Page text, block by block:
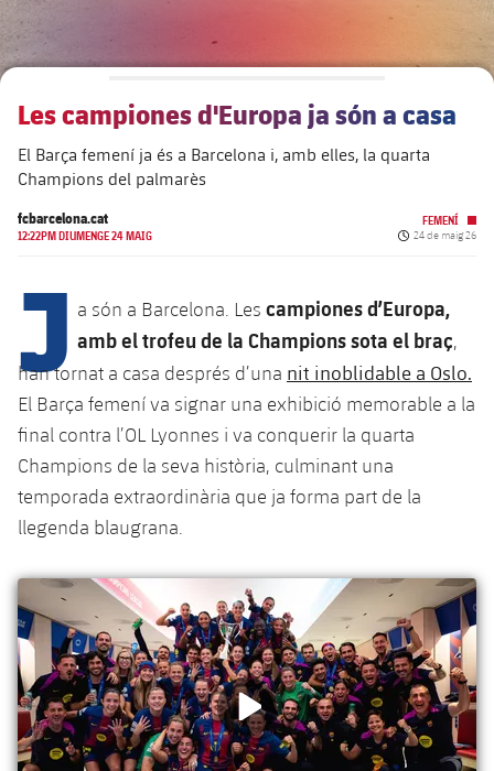
chevron-right
label.aria.chevronright
Òrgans
chevron-right
label.aria.chevronright
Documents
chevron-right
label.aria.chevronright
Barça Academy
Més que un club
Masia 360
La Masia
Dècada a dècada
Presidents
Jugadors de llegenda
Centre de documentació
plusicon
més
Instal·lacions
Palau Blaugrana
Estadi Johan Cruyff
Barça Cafe
plusicon
més
Les campiones d'Europa ja són a casa
El Barça femení ja és a Barcelona i, amb elles, la quarta
Champions del palmarès
fcbarcelona.cat
12:22PM DIUMENGE 24 MAIG
FEMENÍ
Data de
24 de maig 26
J a són a Barcelona. Les campiones d’Europa,
amb el trofeu de la Champions sota el braç,
han tornat a casa després d’una nit inoblidable a Oslo.
El Barça femení va signar una exhibició memorable a la
final contra l’OL Lyonnes i va conquerir la quarta
Champions de la seva història, culminant una
temporada extraordinària que ja forma part de la
llegenda blaugrana.